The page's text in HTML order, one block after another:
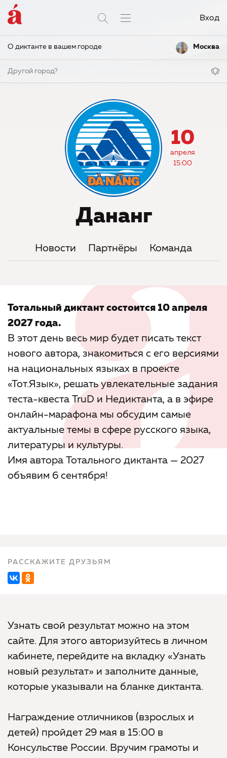
Вход
О диктанте в вашем городе Москва
Другой город?
10
апреля
15:00
Дананг
Новости Партнёры Команда
Тотальный диктант состоится 10 апреля
2027 года.
В этот день весь мир будет писать текст
нового автора, знакомиться с его версиями
на национальных языках в проекте
«Тот.Язык», решать увлекательные задания
теста-квеста TruD и Недиктанта, а в эфире
онлайн-марафона мы обсудим самые
актуальные темы в сфере русского языка,
литературы и культуры.
Имя автора Тотального диктанта — 2027
объявим 6 сентября!
РАССКАЖИТЕ ДРУЗЬЯМ
Узнать свой результат можно на этом
сайте. Для этого авторизуйтесь в личном
кабинете, перейдите на вкладку «Узнать
новый результат» и заполните данные,
которые указывали на бланке диктанта.
Награждение отличников (взрослых и
детей) пройдет 29 мая в 15:00 в
Консульстве России. Вручим грамоты и